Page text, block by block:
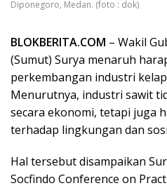
Diponegoro, Medan. (foto : dok)
BLOKBERITA.COM – Wakil
(Sumut) Surya menaruh
perkembangan industri
Menurutnya, industri sawit
secara ekonomi, tetapi juga
terhadap lingkungan dan
Hal tersebut disampaikan
Socfindo Conference on